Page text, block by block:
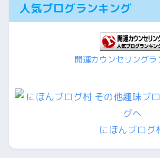
人気ブログランキング
開運カウンセリングラ
にほんブログ